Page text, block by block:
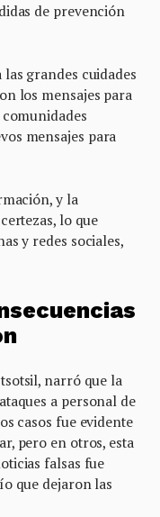
de prevención
grandes cuidades
los mensajes para
mensajes para
y la
lo que
y redes sociales,
narró que la
a personal de
casos fue evidente
pero en otros, esta
falsas fue
que dejaron las